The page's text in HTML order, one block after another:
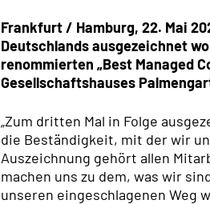
Frankfurt / Hamburg, 22. Mai
Deutschlands ausgezeichnet
renommierten „Best Managed
Gesellschaftshauses
„Zum dritten Mal in Folge
die Beständigkeit, mit der wir
Auszeichnung gehört allen
machen uns zu dem, was wir
unseren eingeschlagenen Weg